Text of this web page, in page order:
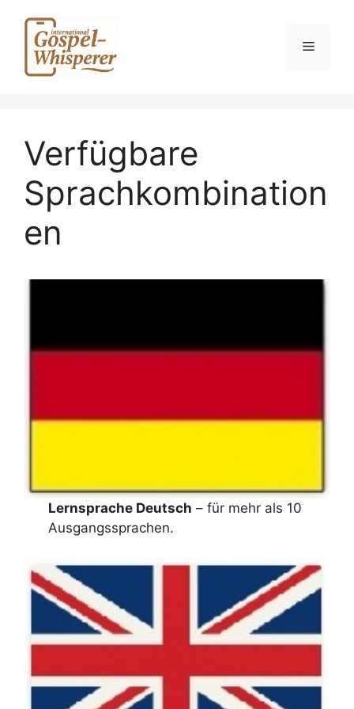
springen
Menü
Verfügbare
Sprachkombination
en
Lernsprache Deutsch – für mehr als 10
Ausgangssprachen.